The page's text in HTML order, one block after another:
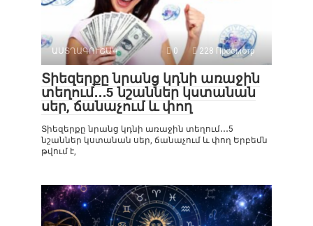
ԱՍՏՂԱԳՈՒՇԱԿ 0 228 Просмотр
Տիեզերքը նրանց կդնի առաջին
տեղում․․․5 նշաններ կստանան
սեր, ճանաչում և փող
Տիեզերքը նրանց կդնի առաջին տեղում․․․5
նշաններ կստանան սեր, ճանաչում և փող Երբեմն
թվում է,